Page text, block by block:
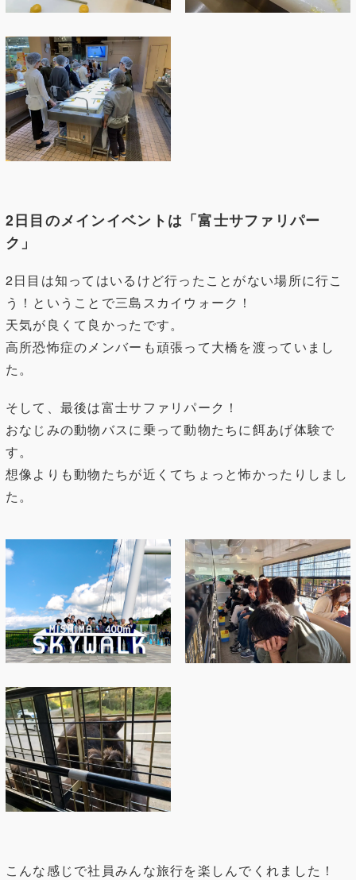
2日目のメインイベントは「富士サファリパー
ク」
2日目は知ってはいるけど行ったことがない場所に行こ
う！ということで三島スカイウォーク！
天気が良くて良かったです。
高所恐怖症のメンバーも頑張って大橋を渡っていまし
た。
そして、最後は富士サファリパーク！
おなじみの動物バスに乗って動物たちに餌あげ体験で
す。
想像よりも動物たちが近くてちょっと怖かったりしまし
た。
こんな感じで社員みんな旅行を楽しんでくれました！